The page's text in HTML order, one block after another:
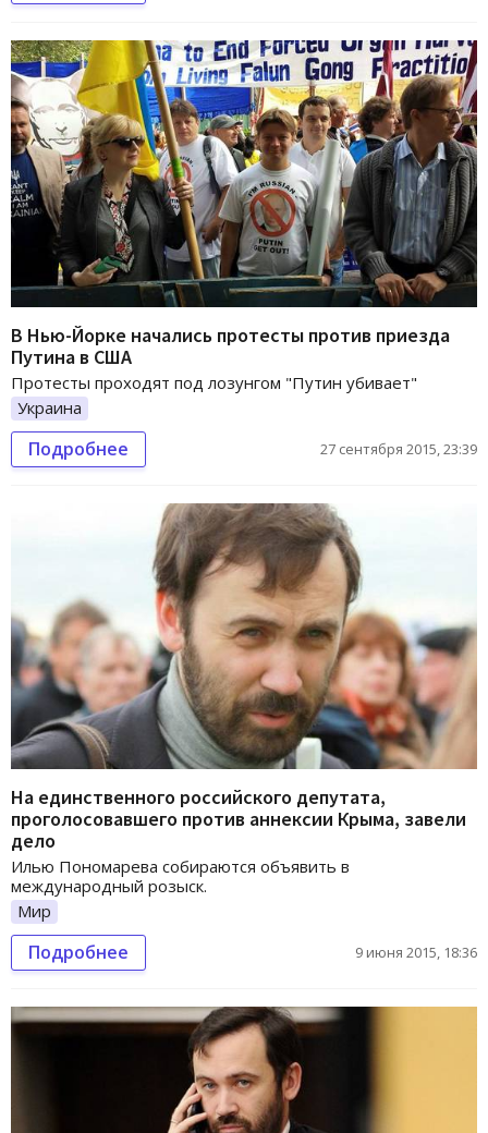
В Нью-Йорке начались протесты против приезда
Путина в США
Протесты проходят под лозунгом "Путин убивает"
Украина
Подробнее 27 сентября 2015, 23:39
На единственного российского депутата,
проголосовавшего против аннексии Крыма, завели
дело
Илью Пономарева собираются объявить в
международный розыск.
Мир
Подробнее 9 июня 2015, 18:36